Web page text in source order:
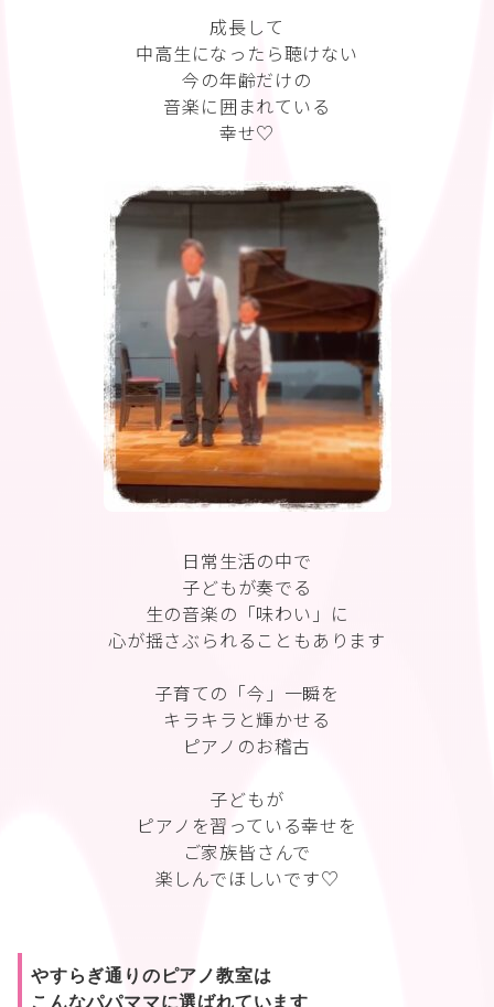
成長して
中高生になったら聴けない
今の年齢だけの
音楽に囲まれている
幸せ♡
日常生活の中で
子どもが奏でる
生の音楽の「味わい」に
心が揺さぶられることもあります
子育ての「今」一瞬を
キラキラと輝かせる
ピアノのお稽古
子どもが
ピアノを習っている幸せを
ご家族皆さんで
楽しんでほしいです♡
やすらぎ通りのピアノ教室は
こんなパパママに選ばれています